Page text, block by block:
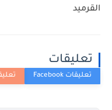
القرميد
تعليقات